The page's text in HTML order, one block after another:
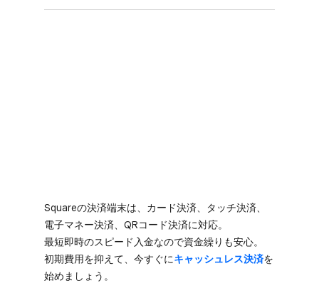
Squareの​決済端末は、​カード決済、​タッチ決済、​
電子マネー決済、​QRコード決済に​対応。​
最短即時の​スピード入金なので​資金繰りも​安心。​
初期費用を​抑えて、​今すぐに​キャッシュレス決済を​
始めましょう。